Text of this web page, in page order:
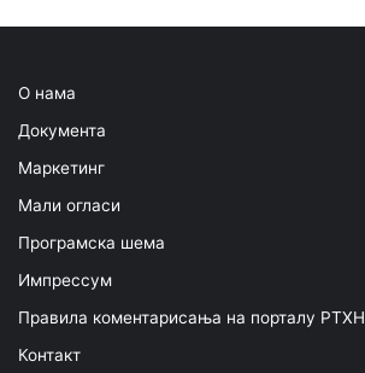
О нама
Документа
Маркетинг
Мали огласи
Програмска шема
Импрессум
Правила коментарисања на порталу РТХН
Контакт